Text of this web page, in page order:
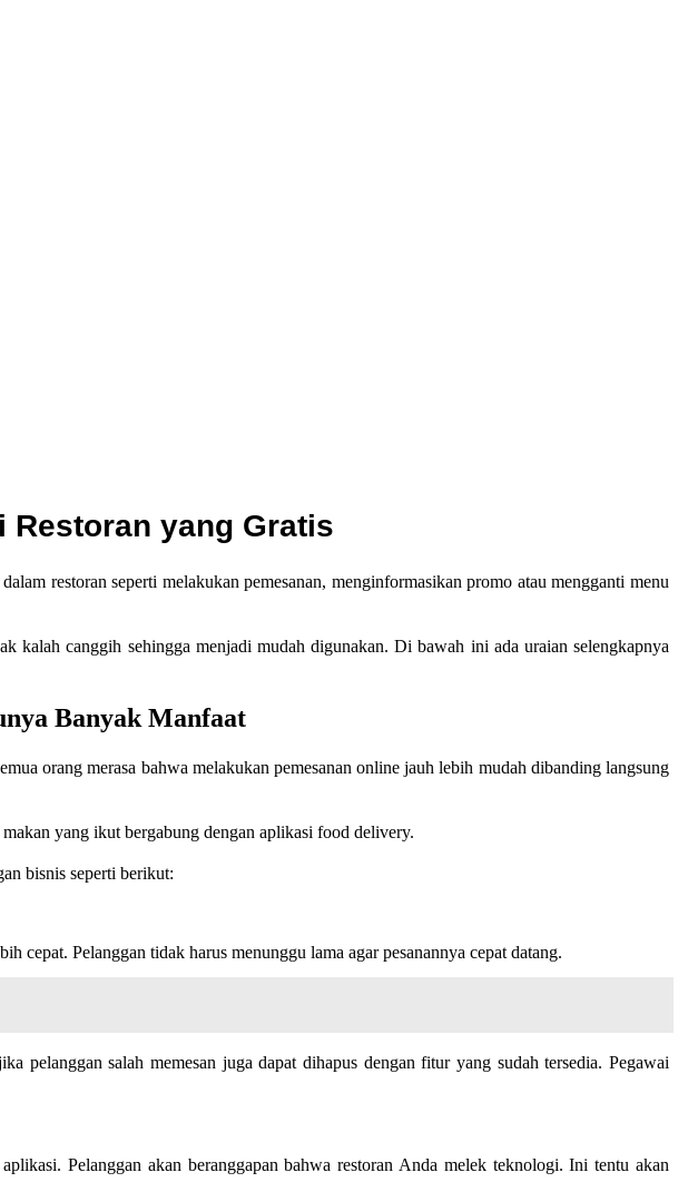
Restoran yang Gratis
restoran seperti melakukan pemesanan, menginformasikan promo atau mengganti menu
kalah canggih sehingga menjadi mudah digunakan. Di bawah ini ada uraian selengkapnya
Banyak Manfaat
orang merasa bahwa melakukan pemesanan online jauh lebih mudah dibanding langsung
yang ikut bergabung dengan aplikasi food delivery.
bisnis seperti berikut:
cepat. Pelanggan tidak harus menunggu lama agar pesanannya cepat datang.
salah memesan juga dapat dihapus dengan fitur yang sudah tersedia. Pegawai
Pelanggan akan beranggapan bahwa restoran Anda melek teknologi. Ini tentu akan